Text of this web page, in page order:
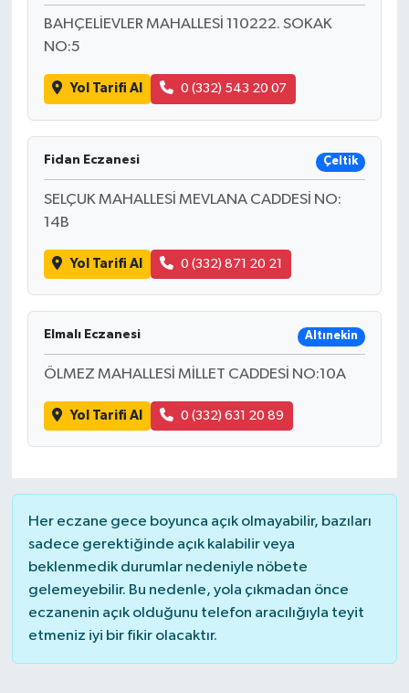
BAHÇELİEVLER MAHALLESİ 110222. SOKAK
NO:5
Yol Tarifi Al 0 (332) 543 20 07
Fidan Eczanesi Çeltik
SELÇUK MAHALLESİ MEVLANA CADDESİ NO:
14B
Yol Tarifi Al 0 (332) 871 20 21
Elmalı Eczanesi Altınekin
ÖLMEZ MAHALLESİ MİLLET CADDESİ NO:10A
Yol Tarifi Al 0 (332) 631 20 89
Her eczane gece boyunca açık olmayabilir, bazıları
sadece gerektiğinde açık kalabilir veya
beklenmedik durumlar nedeniyle nöbete
gelemeyebilir. Bu nedenle, yola çıkmadan önce
eczanenin açık olduğunu telefon aracılığıyla teyit
etmeniz iyi bir fikir olacaktır.